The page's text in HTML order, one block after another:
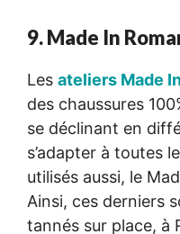
9. Made In
Les ateliers Made
des chaussures
se déclinant en
s’adapter à toutes
utilisés aussi, le
Ainsi, ces derniers
tannés sur place, à